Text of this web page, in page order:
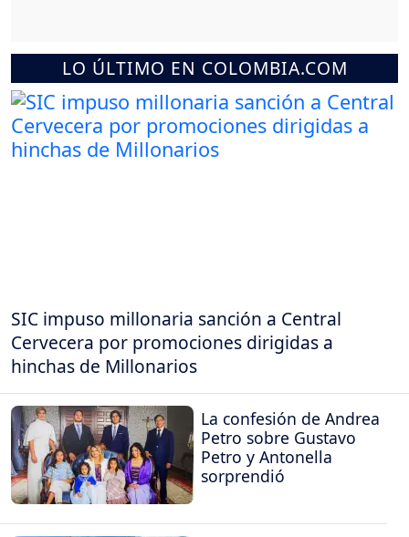
LO ÚLTIMO EN COLOMBIA.COM
SIC impuso millonaria sanción a Central
Cervecera por promociones dirigidas a
hinchas de Millonarios
La confesión de Andrea
Petro sobre Gustavo
Petro y Antonella
sorprendió